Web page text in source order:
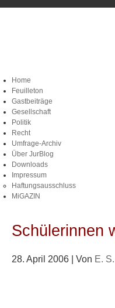
Home
Feuilleton
Gastbeiträge
Gesellschaft
Politik
Recht
Umfrage-Archiv
Über JurBlog
Downloads
Impressum
Haftungsausschluss
MiGAZIN
Schülerinnen
28. April 2006 | Von E. S.